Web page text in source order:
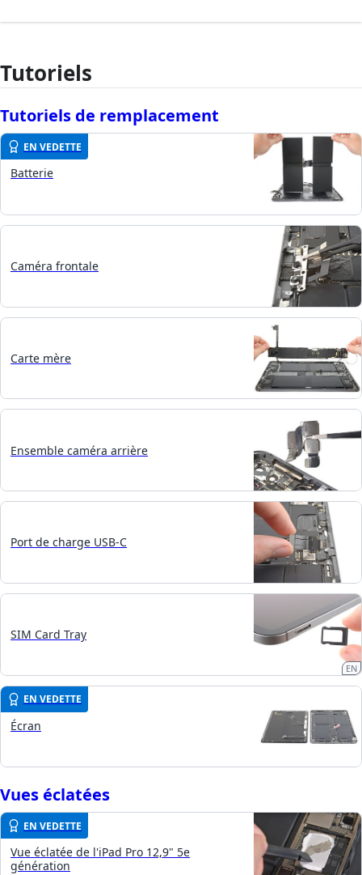
Tutoriels
Tutoriels de remplacement
EN VEDETTE
Batterie
Caméra frontale
Carte mère
Ensemble caméra arrière
Port de charge USB-C
SIM Card Tray
EN
EN VEDETTE
Écran
Vues éclatées
EN VEDETTE
Vue éclatée de l'iPad Pro 12,9" 5e
génération